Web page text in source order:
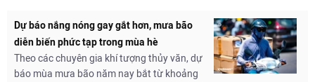
Dự báo nắng nóng gay gắt hơn, mưa bão
diễn biến phức tạp trong mùa hè
Theo các chuyên gia khí tượng thủy văn, dự
báo mùa mưa bão năm nay bắt từ khoảng